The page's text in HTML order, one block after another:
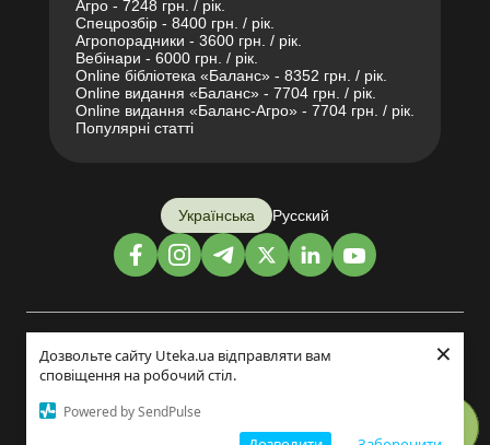
Дозвольте сайту Uteka.ua відправляти вам
сповіщення на робочий стіл.
Powered by SendPulse
×
Агро - 7248 грн. / рік.
Спецрозбір - 8400 грн. / рік.
Агропорадники - 3600 грн. / рік.
Вебінари - 6000 грн. / рік.
Online бібліотека «Баланс» - 8352 грн. / рік.
Online видання «Баланс» - 7704 грн. / рік.
Online видання «Баланс-Агро» - 7704 грн. / рік.
Популярні статті
Українська Русский
Дизайн і розробка: